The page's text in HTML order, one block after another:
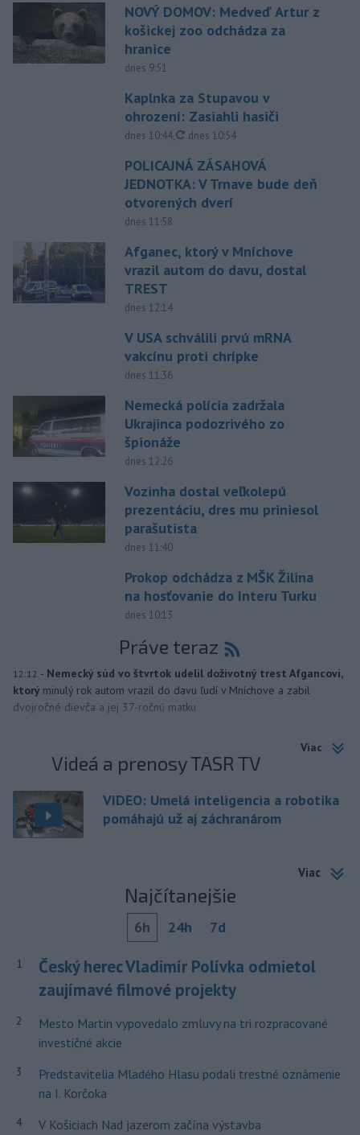
NOVÝ DOMOV: Medveď Artur z
košickej zoo odchádza za
hranice
dnes 9:51
Kaplnka za Stupavou v
ohrození: Zasiahli hasiči
dnes 10:44, aktualizované
dnes 10:54
POLICAJNÁ ZÁSAHOVÁ
JEDNOTKA: V Trnave bude deň
otvorených dverí
dnes 11:58
Afganec, ktorý v Mníchove
vrazil autom do davu, dostal
TREST
dnes 12:14
V USA schválili prvú mRNA
vakcínu proti chrípke
dnes 11:36
Nemecká polícia zadržala
Ukrajinca podozrivého zo
špionáže
dnes 12:26
Vozinha dostal veľkolepú
prezentáciu, dres mu priniesol
parašutista
dnes 11:40
Prokop odchádza z MŠK Žilina
na hosťovanie do Interu Turku
dnes 10:13
Práve teraz
12:12 - Nemecký súd vo štvrtok udelil doživotný trest Afgancovi,
ktorý minulý rok autom vrazil do davu ľudí v Mníchove a zabil
dvojročné dievča a jej 37-ročnú matku.
Viac
Videá a prenosy TASR TV
VIDEO: Umelá inteligencia a robotika
pomáhajú už aj záchranárom
Viac
Najčítanejšie
6h 24h 7d
1
Český herec Vladimír Polívka odmietol
zaujímavé filmové projekty
2
Mesto Martin vypovedalo zmluvy na tri rozpracované
investičné akcie
3
Predstavitelia Mladého Hlasu podali trestné oznámenie
na I. Korčoka
4
V Košiciach Nad jazerom začína výstavba